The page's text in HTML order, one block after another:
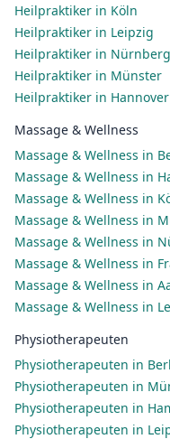
Heilpraktiker in Köln
Heilpraktiker in Leipzig
Heilpraktiker in Nürnberg
Heilpraktiker in Münster
Heilpraktiker in Hannover
Massage & Wellness
Massage & Wellness in
Massage & Wellness in
Massage & Wellness in
Massage & Wellness in
Massage & Wellness in
Massage & Wellness in
Massage & Wellness in
Massage & Wellness in
Physiotherapeuten
Physiotherapeuten in
Physiotherapeuten in
Physiotherapeuten in
Physiotherapeuten in